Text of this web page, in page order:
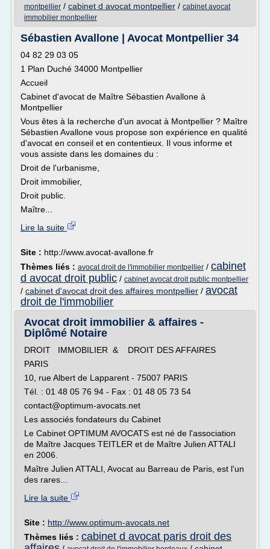
montpellier / cabinet d avocat montpellier / cabinet avocat
immobilier montpellier
Sébastien Avallone | Avocat Montpellier 34
04 82 29 03 05
1 Plan Duché 34000 Montpellier
Accueil
Cabinet d'avocat de Maître Sébastien Avallone à
Montpellier
Vous êtes à la recherche d'un avocat à Montpellier ? Maître
Sébastien Avallone vous propose son expérience en qualité
d'avocat en conseil et en contentieux. Il vous informe et
vous assiste dans les domaines du :
Droit de l'urbanisme,
Droit immobilier,
Droit public.
Maître...
Lire la suite
Site : http://www.avocat-avallone.fr
Thèmes liés : avocat droit de l'immobilier montpellier / cabinet
d avocat droit public / cabinet avocat droit public montpellier
/ cabinet d'avocat droit des affaires montpellier / avocat
droit de l'immobilier
Avocat droit immobilier & affaires -
Diplômé Notaire
DROIT IMMOBILIER & DROIT DES AFFAIRES
PARIS
10, rue Albert de Lapparent - 75007 PARIS
Tél. : 01 48 05 76 94 - Fax : 01 48 05 73 54
contact@optimum-avocats.net
Les associés fondateurs du Cabinet
Le Cabinet OPTIMUM AVOCATS est né de l'association
de Maître Jacques TEITLER et de Maître Julien ATTALI
en 2006.
Maître Julien ATTALI, Avocat au Barreau de Paris, est l'un
des rares...
Lire la suite
Site : http://www.optimum-avocats.net
Thèmes liés : cabinet d avocat paris droit des